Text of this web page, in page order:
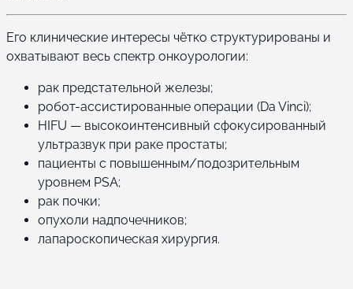
Его клинические интересы чётко структурированы и
охватывают весь спектр онкоурологии:
рак предстательной железы;
робот-ассистированные операции (Da Vinci);
HIFU — высокоинтенсивный сфокусированный
ультразвук при раке простаты;
пациенты с повышенным/подозрительным
уровнем PSA;
рак почки;
опухоли надпочечников;
лапароскопическая хирургия.